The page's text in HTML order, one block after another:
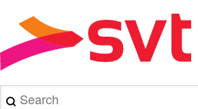
contenuto
principale
Briciole
di
pane
Search